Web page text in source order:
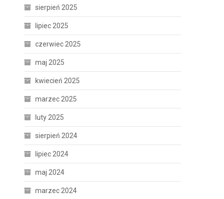
sierpień 2025
lipiec 2025
czerwiec 2025
maj 2025
kwiecień 2025
marzec 2025
luty 2025
sierpień 2024
lipiec 2024
maj 2024
marzec 2024